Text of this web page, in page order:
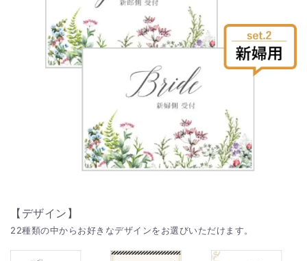
【デザイン】
22種類の中からお好きなデザインをお選びいただけます。